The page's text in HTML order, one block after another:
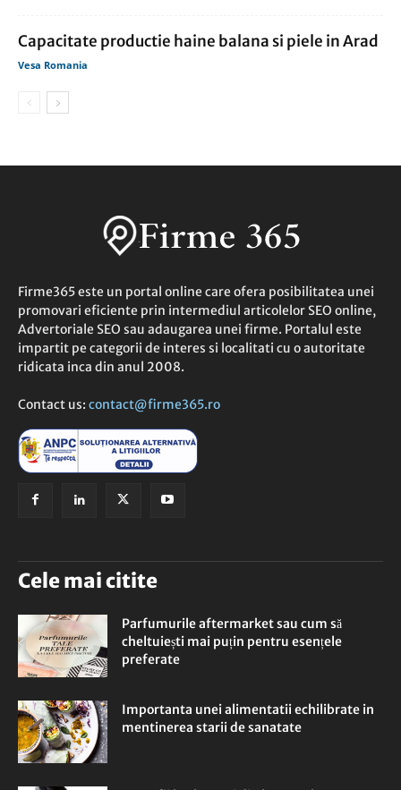
Capacitate productie haine balana si piele in Arad
Vesa Romania
Firme365 este un portal online care ofera posibilitatea unei
promovari eficiente prin intermediul articolelor SEO online,
Advertoriale SEO sau adaugarea unei firme. Portalul este
impartit pe categorii de interes si localitati cu o autoritate
ridicata inca din anul 2008.
Contact us: contact@firme365.ro
Cele mai citite
Parfumurile aftermarket sau cum să
cheltuiești mai puțin pentru esențele
preferate
Importanta unei alimentatii echilibrate in
mentinerea starii de sanatate